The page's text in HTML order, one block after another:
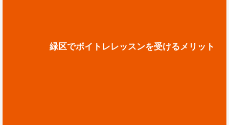
緑区でボイトレレッスンを受けるメリット